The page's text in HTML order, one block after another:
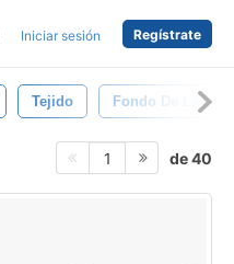
Iniciar sesión Regístrate
Tejido Fondo De La Tela
1 de 40